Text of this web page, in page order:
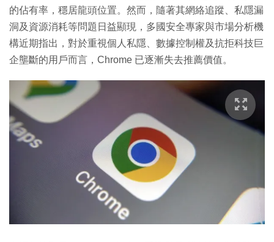
的佔有率，穩居龍頭位置。然而，隨著其網絡追蹤、私隱漏
洞及資源消耗等問題日益顯現，多國安全專家與市場分析機
構近期指出，對於重視個人私隱、數據控制權及抗拒科技巨
企壟斷的用戶而言，Chrome 已逐漸失去推薦價值。